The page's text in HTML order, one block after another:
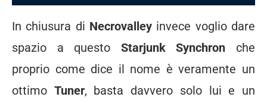
In chiusura di Necrovalley invece voglio dare
spazio a questo Starjunk Synchron che
proprio come dice il nome è veramente un
ottimo Tuner, basta davvero solo lui e un